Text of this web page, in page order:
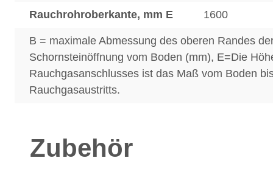
Rauchrohroberkante, mm E 1600
B = maximale Abmessung des oberen Randes
Schornsteinöffnung vom Boden (mm), E=Die
Rauchgasanschlusses ist das Maß vom Boden
Rauchgasaustritts.
Zubehör